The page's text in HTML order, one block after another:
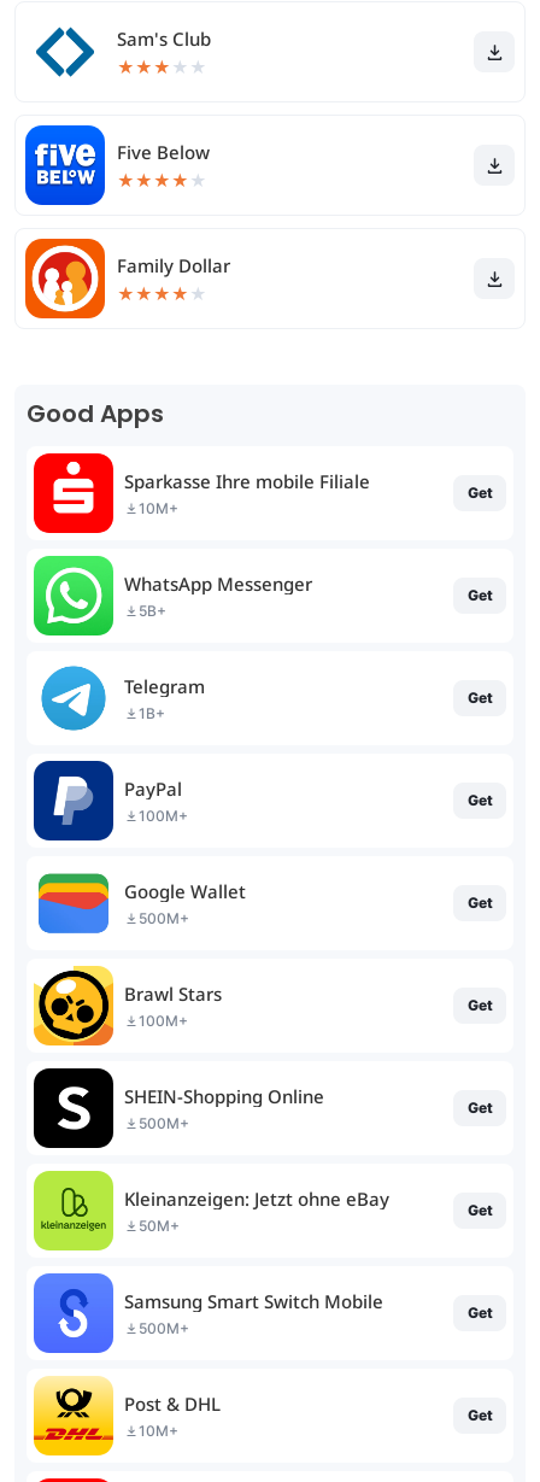
Sam's Club
★★★ ★ ★
Five Below
★★★★ ★
Family Dollar
★★★★ ★
Good Apps
Sparkasse Ihre mobile Filiale
10M+
Get
WhatsApp Messenger
5B+
Get
Telegram
1B+
Get
PayPal
100M+
Get
Google Wallet
500M+
Get
Brawl Stars
100M+
Get
SHEIN-Shopping Online
500M+
Get
Kleinanzeigen: Jetzt ohne eBay
50M+
Get
Samsung Smart Switch Mobile
500M+
Get
Post & DHL
10M+
Get